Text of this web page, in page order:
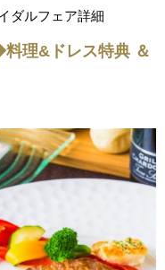
ダルフェア詳細
理&ドレス特典 ＆